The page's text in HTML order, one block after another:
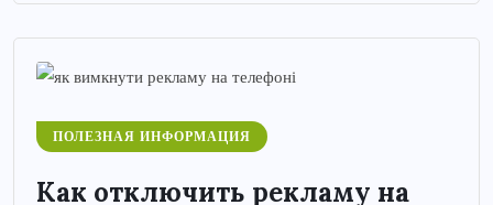
ПОЛЕЗНАЯ ИНФОРМАЦИЯ
Как отключить рекламу на